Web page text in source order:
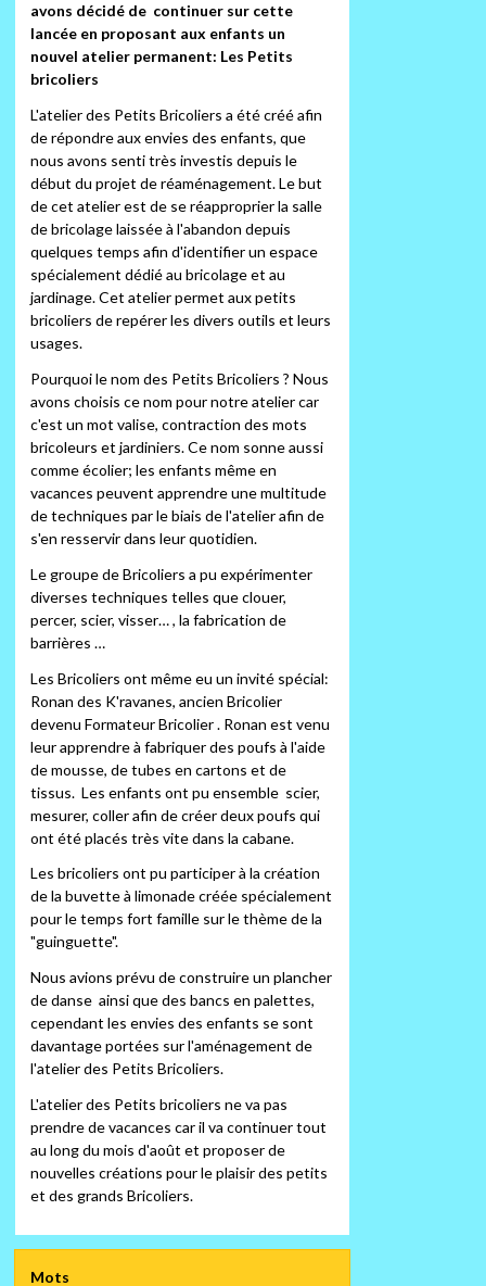
avons décidé de continuer sur cette
lancée en proposant aux enfants un
nouvel atelier permanent: Les Petits
bricoliers
L'atelier des Petits Bricoliers a été créé afin
de répondre aux envies des enfants, que
nous avons senti très investis depuis le
début du projet de réaménagement. Le but
de cet atelier est de se réapproprier la salle
de bricolage laissée à l'abandon depuis
quelques temps afin d'identifier un espace
spécialement dédié au bricolage et au
jardinage. Cet atelier permet aux petits
bricoliers de repérer les divers outils et leurs
usages.
Pourquoi le nom des Petits Bricoliers ? Nous
avons choisis ce nom pour notre atelier car
c'est un mot valise, contraction des mots
bricoleurs et jardiniers. Ce nom sonne aussi
comme écolier; les enfants même en
vacances peuvent apprendre une multitude
de techniques par le biais de l'atelier afin de
s'en resservir dans leur quotidien.
Le groupe de Bricoliers a pu expérimenter
diverses techniques telles que clouer,
percer, scier, visser… , la fabrication de
barrières …
Les Bricoliers ont même eu un invité spécial:
Ronan des K'ravanes, ancien Bricolier
devenu Formateur Bricolier . Ronan est venu
leur apprendre à fabriquer des poufs à l'aide
de mousse, de tubes en cartons et de
tissus. Les enfants ont pu ensemble scier,
mesurer, coller afin de créer deux poufs qui
ont été placés très vite dans la cabane.
Les bricoliers ont pu participer à la création
de la buvette à limonade créée spécialement
pour le temps fort famille sur le thème de la
"guinguette".
Nous avions prévu de construire un plancher
de danse ainsi que des bancs en palettes,
cependant les envies des enfants se sont
davantage portées sur l'aménagement de
l'atelier des Petits Bricoliers.
L'atelier des Petits bricoliers ne va pas
prendre de vacances car il va continuer tout
au long du mois d'août et proposer de
nouvelles créations pour le plaisir des petits
et des grands Bricoliers.
Mots